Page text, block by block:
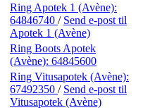
Ring Apotek 1 (Avène):
64846740 / Send e-post til
Apotek 1 (Avène)
Ring Boots Apotek
(Avène): 64845600
Ring Vitusapotek (Avène):
67492350 / Send e-post til
Vitusapotek (Avène)